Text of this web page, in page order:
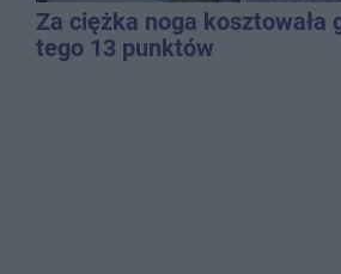
Za ciężka noga kosztowała
tego 13 punktów